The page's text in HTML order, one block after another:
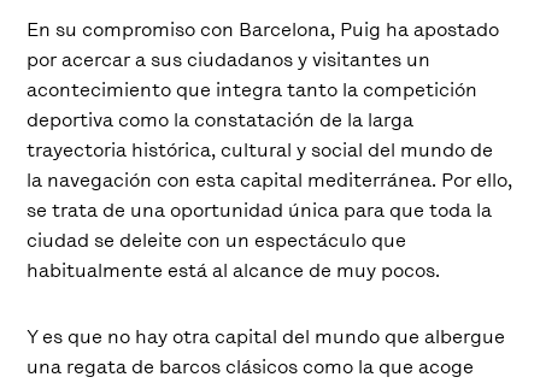
En su compromiso con Barcelona, Puig ha apostado
por acercar a sus ciudadanos y visitantes un
acontecimiento que integra tanto la competición
deportiva como la constatación de la larga
trayectoria histórica, cultural y social del mundo de
la navegación con esta capital mediterránea. Por ello,
se trata de una oportunidad única para que toda la
ciudad se deleite con un espectáculo que
habitualmente está al alcance de muy pocos.
Y es que no hay otra capital del mundo que albergue
una regata de barcos clásicos como la que acoge